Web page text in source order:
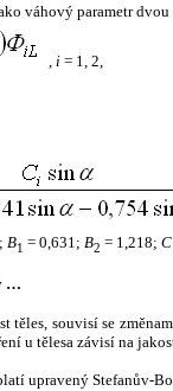
váhový parametr
, i = 1, 2,
B1 = 0,631; B2 = 1,218; C
…
těles, souvisí se
u tělesa závisí na
upravený Stefanův-